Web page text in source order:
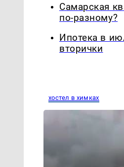
Самарская
по-разному?
Ипотека в
вторички
хостел в химках